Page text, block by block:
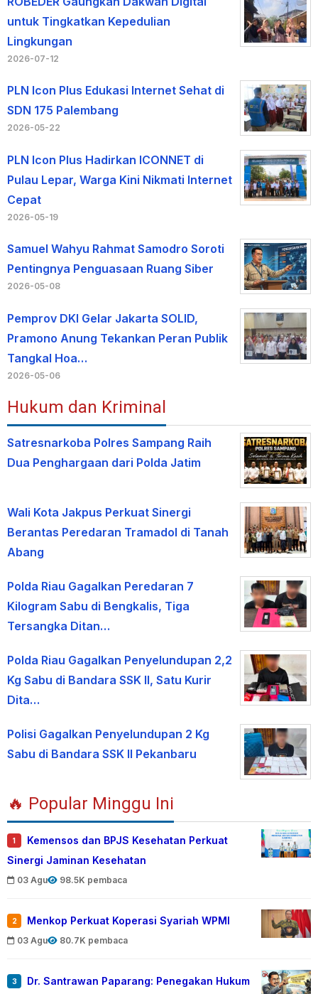
untuk Tingkatkan Kepedulian
Lingkungan
2026-07-12
PLN Icon Plus Edukasi Internet Sehat di
SDN 175 Palembang
2026-05-22
PLN Icon Plus Hadirkan ICONNET di
Pulau Lepar, Warga Kini Nikmati Internet
Cepat
2026-05-19
Samuel Wahyu Rahmat Samodro Soroti
Pentingnya Penguasaan Ruang Siber
2026-05-08
Pemprov DKI Gelar Jakarta SOLID,
Pramono Anung Tekankan Peran Publik
Tangkal Hoa…
2026-05-06
Hukum dan Kriminal
Satresnarkoba Polres Sampang Raih
Dua Penghargaan dari Polda Jatim
Wali Kota Jakpus Perkuat Sinergi
Berantas Peredaran Tramadol di Tanah
Abang
Polda Riau Gagalkan Peredaran 7
Kilogram Sabu di Bengkalis, Tiga
Tersangka Ditan…
Polda Riau Gagalkan Penyelundupan 2,2
Kg Sabu di Bandara SSK II, Satu Kurir
Dita…
Polisi Gagalkan Penyelundupan 2 Kg
Sabu di Bandara SSK II Pekanbaru
🔥 Popular Minggu Ini
1
Kemensos dan BPJS Kesehatan Perkuat
Sinergi Jaminan Kesehatan
03 Agu 98.5K pembaca
2 Menkop Perkuat Koperasi Syariah WPMI
03 Agu 80.7K pembaca
3
Dr. Santrawan Paparang: Penegakan Hukum